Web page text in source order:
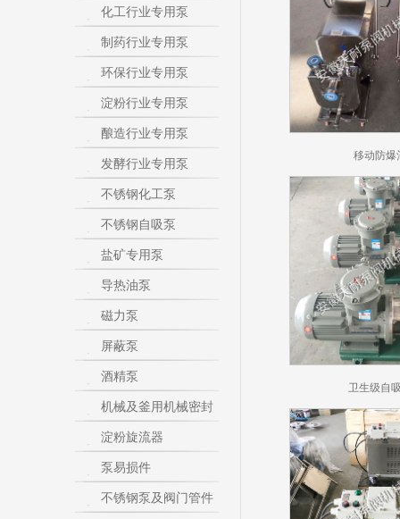
化工行业专用泵
制药行业专用泵
环保行业专用泵
淀粉行业专用泵
酿造行业专用泵
发酵行业专用泵
不锈钢化工泵
不锈钢自吸泵
盐矿专用泵
导热油泵
磁力泵
屏蔽泵
酒精泵
机械及釜用机械密封
淀粉旋流器
泵易损件
不锈钢泵及阀门管件
移动防爆
卫生级自